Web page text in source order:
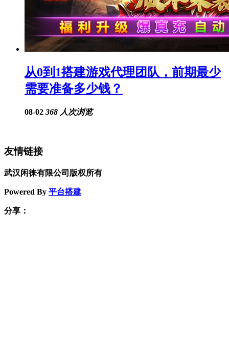
从0到1搭建游戏代理团队，前期最少
需要准备多少钱？
08-02 368 人次浏览
友情链接
武汉闲徕有限公司版权所有
Powered By 平台搭建
分享：